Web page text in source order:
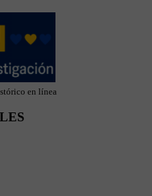
en línea